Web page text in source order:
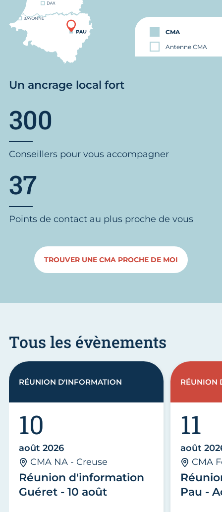
CMA
Antenne CMA
Un ancrage local fort
300
Conseillers pour vous accompagner
37
Points de contact au plus proche de vous
TROUVER UNE CMA PROCHE DE MOI
Tous les évènements
Réunion d'information
Guéret - 10 août
10
août 2026
CMA NA - Creuse
RÉUNION D'INFORMATION
Pau -
11
août
CMA
RÉUNION